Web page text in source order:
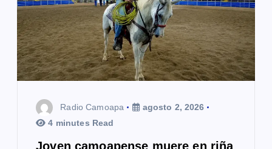
Radio Camoapa
agosto 2, 2026
4 minutes Read
Joven camoapense muere en riña